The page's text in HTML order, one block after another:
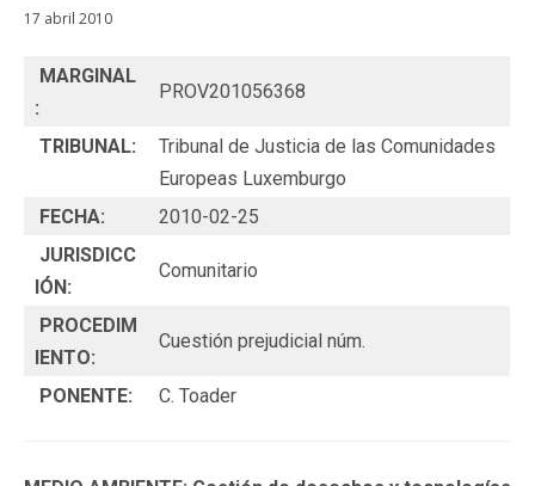
17 abril 2010
MARGINAL
:
PROV201056368
TRIBUNAL:
Tribunal de Justicia de las Comunidades
Europeas Luxemburgo
FECHA:
2010-02-25
JURISDICC
IÓN:
Comunitario
PROCEDIM
IENTO:
Cuestión prejudicial núm.
PONENTE: C. Toader